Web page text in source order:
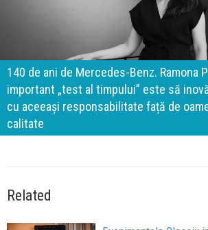
140 de ani de Mercedes-Benz. Ramona
important „test al timpului” este să
cu aceeași responsabilitate față de
calitate
Related